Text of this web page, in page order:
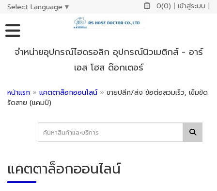
Select Language ▼ 0(0) | เข้าสู่ระบบ |
จำหน่ายอุปกรณ์ไฮดรอลิก อุปกรณ์นิวเมติกส์ - อาร์
เอส โฮส ด๊อกเตอร์
หน้าแรก » แคตตาล็อกออนไลน์ » ขายปลีก/ส่ง ข้อต่อสวมเร็ว, เข็มขัด
รัดสาย (แคมป์)
แคตตาล็อกออนไลน์